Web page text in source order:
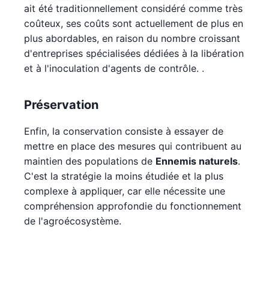
ait été traditionnellement considéré comme très
coûteux, ses coûts sont actuellement de plus en
plus abordables, en raison du nombre croissant
d'entreprises spécialisées dédiées à la libération
et à l'inoculation d'agents de contrôle. .
Préservation
Enfin, la conservation consiste à essayer de
mettre en place des mesures qui contribuent au
maintien des populations de Ennemis naturels.
C'est la stratégie la moins étudiée et la plus
complexe à appliquer, car elle nécessite une
compréhension approfondie du fonctionnement
de l'agroécosystème.